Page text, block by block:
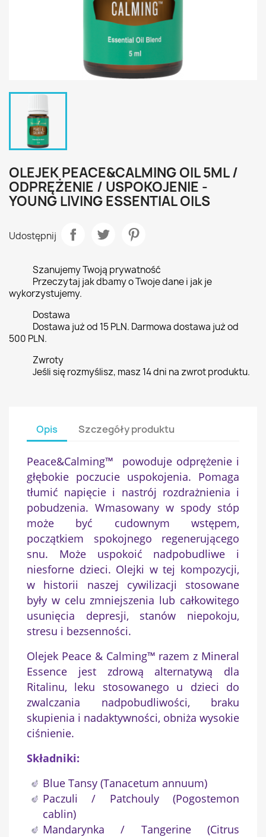
OLEJEK PEACE&CALMING OIL 5ML /
ODPRĘŻENIE / USPOKOJENIE -
YOUNG LIVING ESSENTIAL OILS
Udostępnij
Szanujemy Twoją prywatność
Przeczytaj jak dbamy o Twoje dane i jak je
wykorzystujemy.
Dostawa
Dostawa już od 15 PLN. Darmowa dostawa już od
500 PLN.
Zwroty
Jeśli się rozmyślisz, masz 14 dni na zwrot produktu.
Opis Szczegóły produktu
Peace&Calming™ powoduje odprężenie i
głębokie poczucie uspokojenia. Pomaga
tłumić napięcie i nastrój rozdrażnienia i
pobudzenia. Wmasowany w spody stóp
może być cudownym wstępem,
początkiem spokojnego regenerującego
snu. Może uspokoić nadpobudliwe i
niesforne dzieci. Olejki w tej kompozycji,
w historii naszej cywilizacji stosowane
były w celu zmniejszenia lub całkowitego
usunięcia depresji, stanów niepokoju,
stresu i bezsenności.
Olejek Peace & Calming™ razem z Mineral
Essence jest zdrową alternatywą dla
Ritalinu, leku stosowanego u dzieci do
zwalczania nadpobudliwości, braku
skupienia i nadaktywności, obniża wysokie
ciśnienie.
Składniki:
Blue Tansy (Tanacetum annuum)
Paczuli / Patchouly (Pogostemon
cablin)
Mandarynka / Tangerine (Citrus
Utwórz listę życzeń
Nazwa listy życzeń